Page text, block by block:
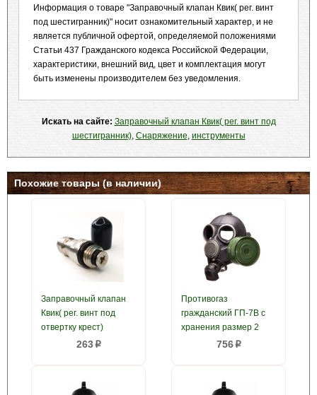
Информация о товаре "Заправочный клапан Квик( рег. винт
под шестигранник)" носит ознакомительный характер, и не
является публичной офертой, определяемой положениями
Статьи 437 Гражданского кодекса Российской Федерации,
характеристики, внешний вид, цвет и комплектация могут
быть изменены производителем без уведомления.
Искать на сайте: Заправочный клапан Квик( рег. винт под
шестигранник), Снаряжение, инструменты
Похожие товары (в наличии)
Заправочный клапан
Квик( рег. винт под
отвертку крест)
263p
Противогаз
гражданский ГП-7В с
хранения размер 2
756p